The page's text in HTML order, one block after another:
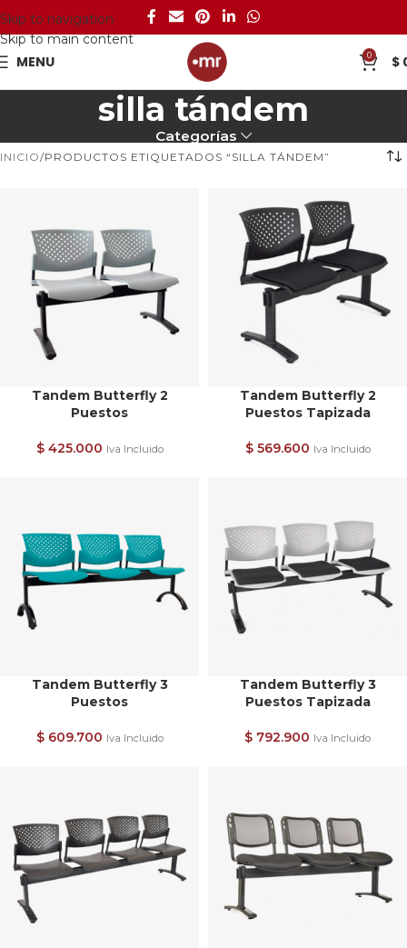
Skip to navigation
Skip to main content
MENU 0 $
silla tándem
Categorías
INICIO PRODUCTOS ETIQUETADOS “SILLA TÁNDEM”
Tandem Butterfly 2
Puestos
$425.000 Iva Incluido
Tandem Butterfly 2
Puestos Tapizada
$569.600 Iva Incluido
Tandem Butterfly 3
Puestos
$609.700 Iva Incluido
Tandem Butterfly 3
Puestos Tapizada
$ 792.900 Iva Incluido